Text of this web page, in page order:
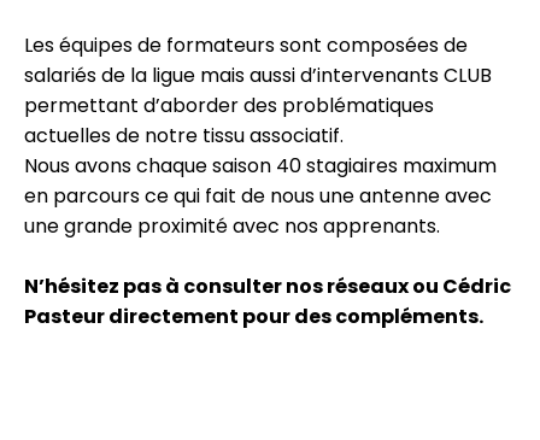
Les équipes de formateurs sont composées de
salariés de la ligue mais aussi d’intervenants CLUB
permettant d’aborder des problématiques
actuelles de notre tissu associatif.
Nous avons chaque saison 40 stagiaires maximum
en parcours ce qui fait de nous une antenne avec
une grande proximité avec nos apprenants.
N’hésitez pas à consulter nos réseaux ou Cédric
Pasteur directement pour des compléments.